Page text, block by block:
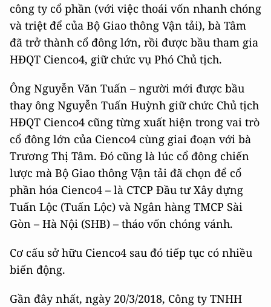
công ty cổ phần (với việc thoái vốn nhanh chóng
và triệt để của Bộ Giao thông Vận tải), bà Tâm
đã trở thành cổ đông lớn, rồi được bầu tham gia
HĐQT Cienco4, giữ chức vụ Phó Chủ tịch.
Ông Nguyễn Văn Tuấn – người mới được bầu
thay ông Nguyễn Tuấn Huỳnh giữ chức Chủ tịch
HĐQT Cienco4 cũng từng xuất hiện trong vai trò
cổ đông lớn của Cienco4 cùng giai đoạn với bà
Trương Thị Tâm. Đó cũng là lúc cổ đông chiến
lược mà Bộ Giao thông Vận tải đã chọn để cổ
phần hóa Cienco4 – là CTCP Đầu tư Xây dựng
Tuấn Lộc (Tuấn Lộc) và Ngân hàng TMCP Sài
Gòn – Hà Nội (SHB) – tháo vốn chóng vánh.
Cơ cấu sở hữu Cienco4 sau đó tiếp tục có nhiều
biến động.
Gần đây nhất, ngày 20/3/2018, Công ty TNHH